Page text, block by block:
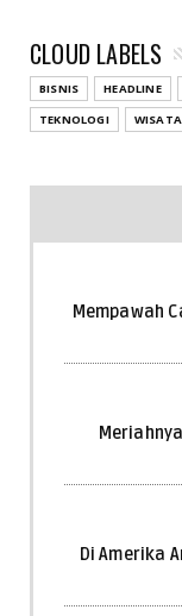
CLOUD LABELS
BISNIS HEADLINE
TEKNOLOGI
WISATA
Mempawah
Di Amerika